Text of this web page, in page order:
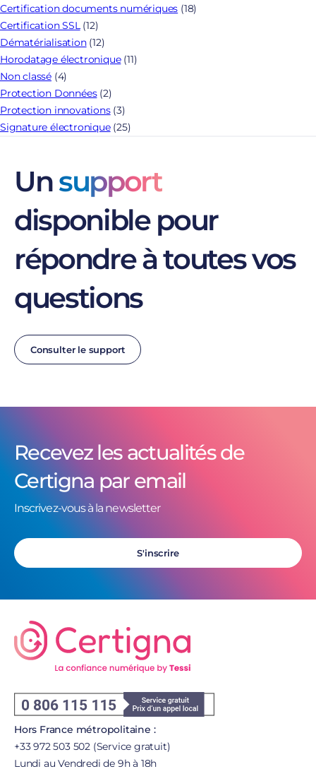
Certification documents numériques (18)
Certification SSL(12)
Dématérialisation(12)
Horodatage électronique(11)
Non classé (4)
Protection Données(2)
Protection innovations(3)
Signature électronique(25)
Unsupport
disponible pour
répondre à toutes vos
questions
Consulter le support
Recevez les actualités de
Certigna par email
Inscrivez-vous à la newsletter
S'inscrire
Hors France métropolitaine :
+33 972 503 502 (Service gratuit)
Lundi au Vendredi de 9h à 18h